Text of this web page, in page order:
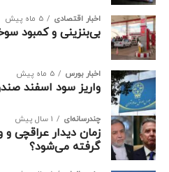
اخبار اقتصادی 5 ماه پیش
بی‌بنزینی و کمبود
اخبار بورس 5 ماه پیش
واریز سود اسفند
چندرسانه‌ای 1 سال پیش
زمان دیدار عراقچی
گرفته می‌شود؟